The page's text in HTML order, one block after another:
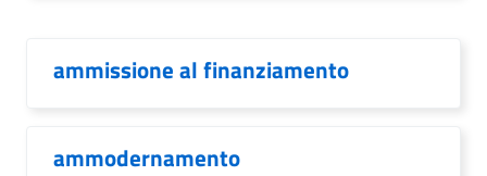
ammissione al finanziamento
ammodernamento